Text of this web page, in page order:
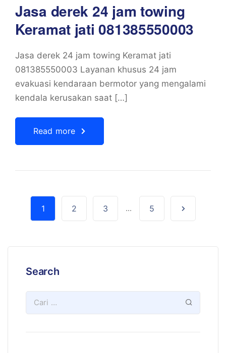
Jasa derek 24 jam towing
Keramat jati 081385550003
Jasa derek 24 jam towing Keramat jati
081385550003 Layanan khusus 24 jam
evakuasi kendaraan bermotor yang mengalami
kendala kerusakan saat […]
Read more
1 2 3 ... 5
Search